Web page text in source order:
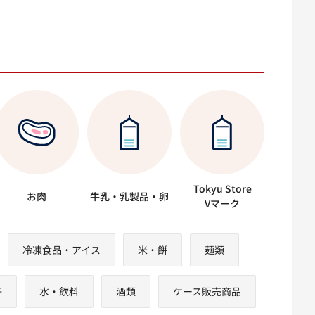
お肉 牛乳・乳製品・卵
Tokyu Store
Vマーク
冷凍食品・アイス 米・餅 麺類
水・飲料 酒類 ケース販売商品